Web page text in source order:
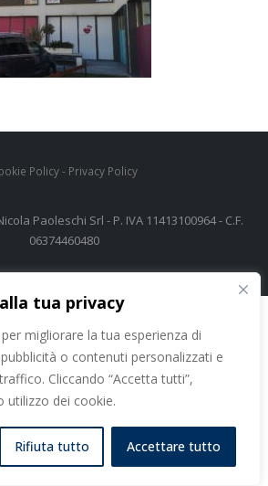
tua privacy
migliorare la tua esperienza di
o contenuti personalizzati e
Cliccando “Accetta tutti”,
utilizzo dei cookie.
Rifiuta tutto Accettare tutto
Policy- Privacy Policy
Paoleschi Srl - P. IVA 11413100964 - C.F.
06374460480